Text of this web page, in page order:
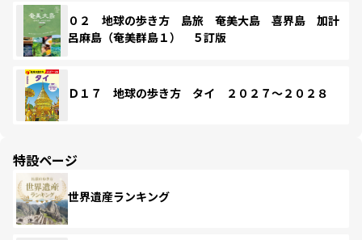
０２ 地球の歩き方 島旅 奄美大島 喜界島 加計
呂麻島（奄美群島１） ５訂版
Ｄ１７ 地球の歩き方 タイ ２０２７～２０２８
特設ページ
世界遺産ランキング